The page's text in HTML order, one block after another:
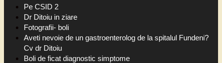
Pe CSID 2
Dr Ditoiu in ziare
Fotografii- boli
Aveti nevoie de un gastroenterolog de la spitalul Fundeni?
Cv dr Ditoiu
Boli de ficat diagnostic simptome